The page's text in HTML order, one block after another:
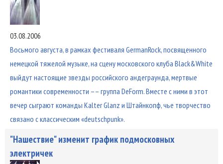
03.08.2006
Восьмого августа, в рамках фестиваля GermanRock, посвященного
немецкой тяжелой музыке, на сцену московского клуба Black&White
выйдут настоящие звезды российского андеграунда, мертвые
романтики современности –– группа DeForm. Вместе с ними в этот
вечер сыграют команды Kalter Glanz и Штайнкопф, чье творчество
связано с классическим «deutschpunk».
"Нашествие" изменит график подмосковных
электричек